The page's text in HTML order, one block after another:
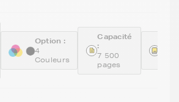
Option :
4
Couleurs
Capacité
:
7 500
pages